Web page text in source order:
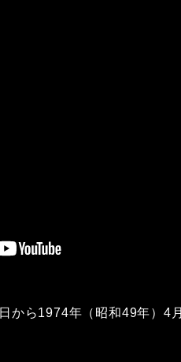
から1974年（昭和49年）4